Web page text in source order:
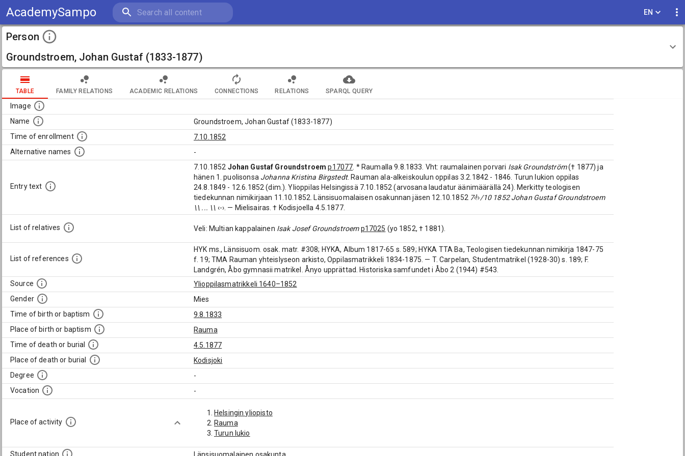
AcademySampo EN
Person
Groundstroem, Johan Gustaf (1833-1877)
TABLE FAMILY RELATIONS ACADEMIC RELATIONS CONNECTIONS RELATIONS SPARQL QUERY
Image
Name
Groundstroem, Johan Gustaf (1833-1877)
Time of enrollment
7.10.1852
Alternative names
-
Entry text
7.10.1852 Johan Gustaf Groundstroem p17077 . * Raumalla 9.8.1833. Vht: raumalainen porvari Isak Groundström(† 1877) ja
hänen 1. puolisonsa Johanna Kristina Birgstedt. Rauman ala-alkeiskoulun oppilas 3.2.1842 - 1846. Turun lukion oppilas
24.8.1849 - 12.6.1852 (dim.). Ylioppilas Helsingissä 7.10.1852 (arvosana laudatur äänimäärällä 24). Merkitty teologisen
tiedekunnan nimikirjaan 11.10.1852. Länsisuomalaisen osakunnan jäsen 12.10.1852 7‹!›/10 1852 Johan Gustaf Groundstroem
\\ ... \\ ‹-›. — Mielisairas. † Kodisjoella 4.5.1877.
List of relatives Veli: Multian kappalainen Isak Josef Groundstroem p17025 (yo 1852, † 1881).
List of references
HYK ms., Länsisuom. osak. matr. #308; HYKA, Album 1817-65 s. 589; HYKA TTA Ba, Teologisen tiedekunnan nimikirja 1847-75
f. 19; TMA Rauman yhteislyseon arkisto, Oppilasmatrikkeli 1834-1875. — T. Carpelan, Studentmatrikel (1928-30) s. 189; F.
Landgrén, Åbo gymnasii matrikel. Ånyo upprättad. Historiska samfundet i Åbo 2 (1944) #543.
Source
Ylioppilasmatrikkeli 1640–1852
Gender
Mies
Time of birth or baptism
9.8.1833
Place of birth or baptism
Rauma
Time of death or burial
4.5.1877
Place of death or burial
Kodisjoki
Degree
-
Vocation
-
Place of activity
Helsingin yliopisto
Rauma
Turun lukio
Student nation